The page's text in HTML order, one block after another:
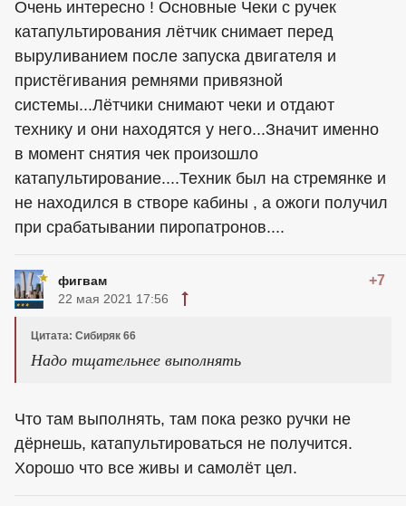
Очень интересно ! Основные Чеки с ручек
катапультирования лётчик снимает перед
выруливанием после запуска двигателя и
пристёгивания ремнями привязной
системы...Лётчики снимают чеки и отдают
технику и они находятся у него...Значит именно
в момент снятия чек произошло
катапультирование....Техник был на стремянке и
не находился в створе кабины , а ожоги получил
при срабатывании пиропатронов....
фигвам +7
22 мая 2021 17:56
Цитата: Сибиряк 66
Надо тщательнее выполнять
Что там выполнять, там пока резко ручки не
дёрнешь, катапультироваться не получится.
Хорошо что все живы и самолёт цел.